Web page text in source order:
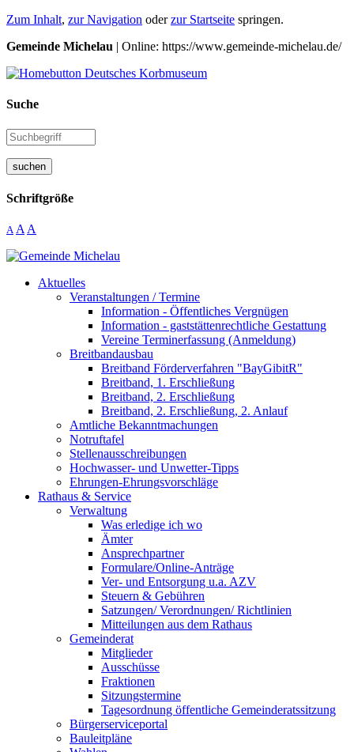
Zum Inhalt, zur Navigation oderzur Startseite springen.
Gemeinde Michelau | Online: https://www.gemeinde-michelau.de/
Suche
suchen
Schriftgröße
A A A
Aktuelles
Veranstaltungen / Termine
Information - Öffentliches Vergnügen
Information - gaststättenrechtliche Gestattung
Vereine Terminerfassung (Anmeldung)
Breitbandausbau
Breitband Förderverfahren "BayGibitR"
Breitband, 1. Erschließung
Breitband, 2. Erschließung
Breitband, 2. Erschließung, 2. Anlauf
Amtliche Bekanntmachungen
Notruftafel
Stellenausschreibungen
Hochwasser- und Unwetter-Tipps
Ehrungen-Ehrungsvorschläge
Rathaus & Service
Verwaltung
Was erledige ich wo
Ämter
Ansprechpartner
Formulare/Online-Anträge
Ver- und Entsorgung u.a. AZV
Steuern & Gebühren
Satzungen/ Verordnungen/ Richtlinien
Mitteilungen aus dem Rathaus
Gemeinderat
Mitglieder
Ausschüsse
Fraktionen
Sitzungstermine
Tagesordnung öffentliche Gemeinderatssitzung
Bürgerserviceportal
Bauleitpläne